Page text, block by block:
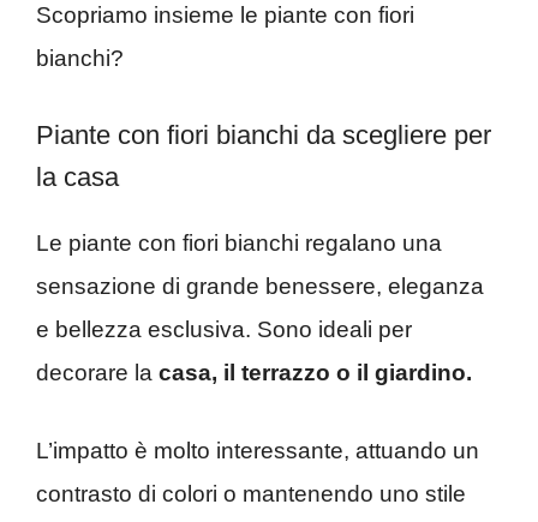
Scopriamo insieme le piante con fiori
bianchi?
Piante con fiori bianchi da scegliere per
la casa
Le piante con fiori bianchi regalano una
sensazione di grande benessere, eleganza
e bellezza esclusiva. Sono ideali per
decorare la casa, il terrazzo o il giardino.
L’impatto è molto interessante, attuando un
contrasto di colori o mantenendo uno stile